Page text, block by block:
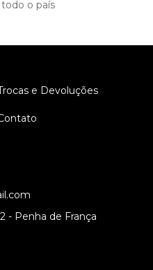
o país
e Devoluções
- Penha de França